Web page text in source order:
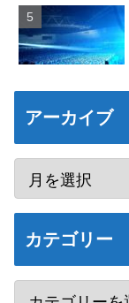
アーカイブ
カテゴリー